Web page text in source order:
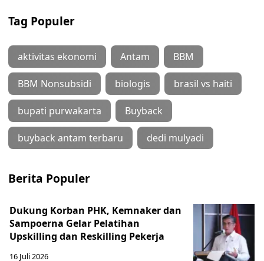
Tag Populer
aktivitas ekonomi Antam BBM
BBM Nonsubsidi biologis brasil vs haiti
bupati purwakarta Buyback
buyback antam terbaru dedi mulyadi
Berita Populer
Dukung Korban PHK, Kemnaker dan
Sampoerna Gelar Pelatihan
Upskilling dan Reskilling Pekerja
16 Juli 2026